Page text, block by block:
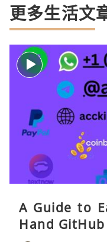
更多生活文
A Guide to
Hand